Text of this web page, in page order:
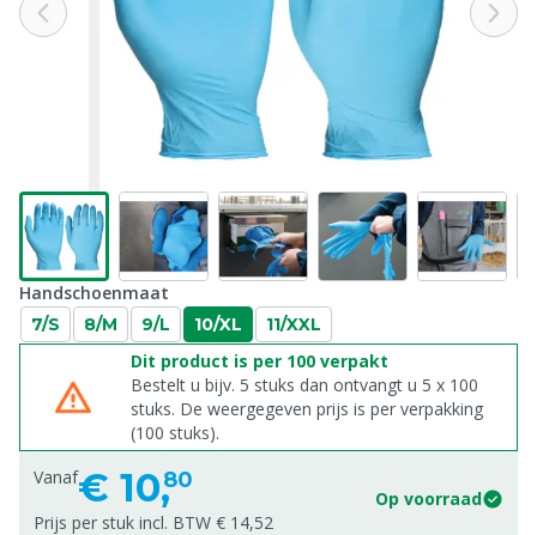
Handschoenmaat
7/S 8/M 9/L 10/XL 11/XXL
Dit product is per 100 verpakt
Bestelt u bijv. 5 stuks dan ontvangt u 5 x 100
stuks. De weergegeven prijs is per verpakking
(100 stuks).
Vanaf€ 10,80
Op voorraad
Prijs per stuk incl. BTW € 14,52